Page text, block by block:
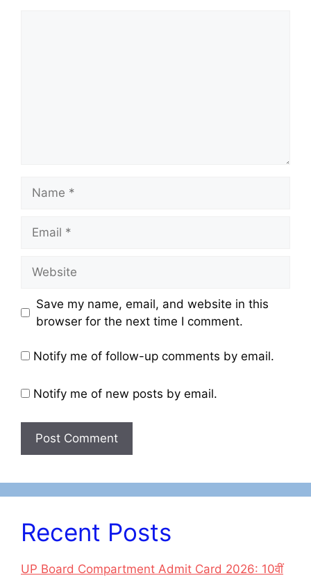
Save my name, email, and website in this
browser for the next time I comment.
Notify me of follow-up comments by email.
Notify me of new posts by email.
Recent Posts
UP Board Compartment Admit Card 2026: 10वीं